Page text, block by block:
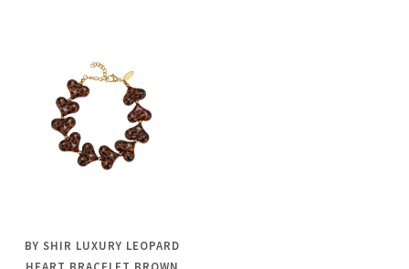
BY SHIR LUXURY LEOPARD